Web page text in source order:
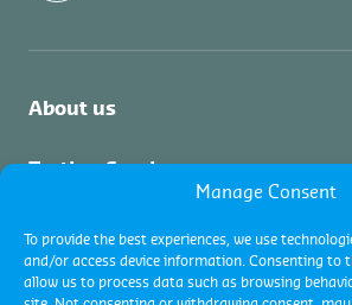
Manage Consent
To provide the best experiences, we use
and/or access device information. Consenting to
allow us to process data such as browsing
About us
Industri
Layanan Pengujian
Layanan Inspeksi
Inspeksi Komoditas
Testing Services
Layanan Pengujian
Fuel testing
Inspection Services
Layanan Inspeksi
Certification Services